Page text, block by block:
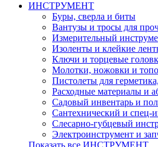
ИНСТРУМЕНТ
Буры, сверла и биты
Вантузы и тросы для
Измерительный
Изоленты и клейкие
Ключи и торцевые
Молотки, ножовки и
Пистолеты для
Расходные материалы и
Садовый инвентарь и
Сантехнический и спец-
Слесарно-губцевый
Электроинструмент и
Показать все ИНСТРУМЕНТ